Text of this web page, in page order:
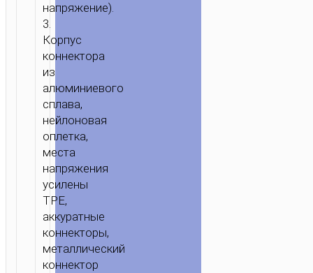
ГЛАВНАЯ / МОБИЛЬНЫЕ
АКСЕССУАРЫ /
/ КАБЕЛЬ
напряжение).
3.
Корпус
коннектора
из
алюминиевого
сплава,
нейлоновая
оплетка,
места
напряжения
усилены
TPE,
аккуратные
коннекторы,
металлический
коннектор